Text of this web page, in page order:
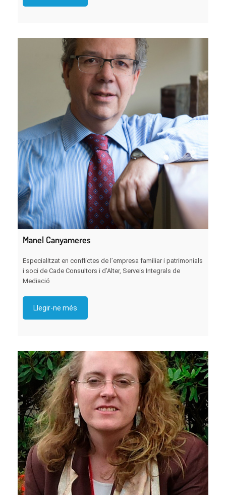
Manel Canyameres
Especialitzat en conflictes de l’empresa familiar i patrimonials
i soci de Cade Consultors i d’Alter, Serveis Integrals de
Mediació
Llegir-ne més